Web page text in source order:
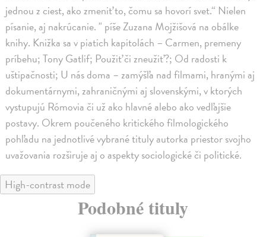
jednou z ciest, ako zmeniť to, čomu sa hovorí svet.“ Nielen
písanie, aj nakrúcanie. " píše Zuzana Mojžišová na obálke
knihy. Knižka sa v piatich kapitolách – Carmen, premeny
príbehu; Tony Gatlif; Použiť či zneužiť?; Od radosti k
uštipačnosti; U nás doma – zamýšľa nad filmami, hranými aj
dokumentárnymi, zahraničnými aj slovenskými, v ktorých
vystupujú Rómovia či už ako hlavné alebo ako vedľajšie
postavy. Okrem poučeného kritického filmologického
pohľadu na jednotlivé vybrané tituly autorka priestor svojho
uvažovania rozširuje aj o aspekty sociologické či politické.
High-contrast mode
Podobné tituly